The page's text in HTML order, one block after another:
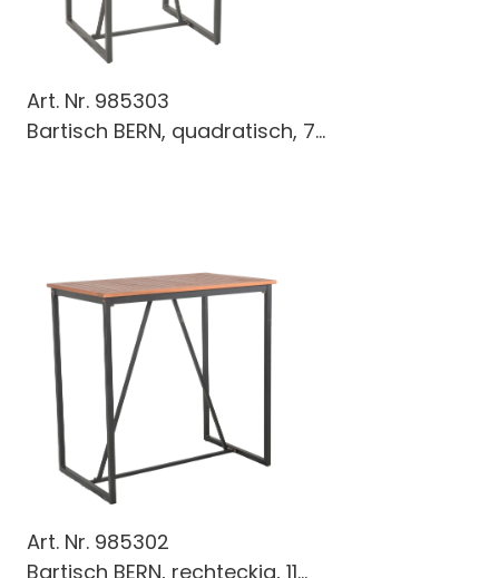
Art. Nr. 985303
Bartisch BERN, quadratisch, 7...
Art. Nr. 985302
Bartisch BERN, rechteckig, 11...